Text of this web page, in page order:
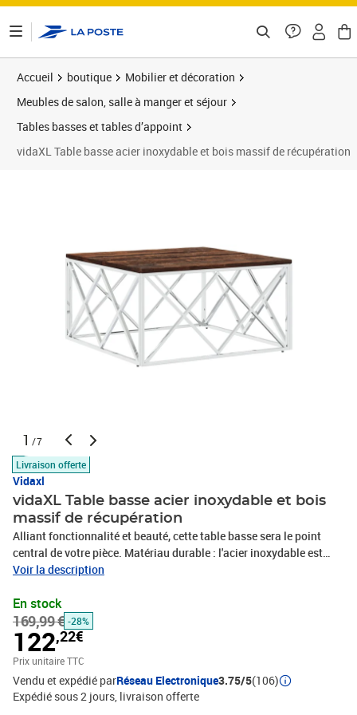
Accueil boutique
Mobilier et décoration
Meubles de salon, salle à manger et séjour
Tables basses et tables d’appoint
vidaXL Table basse acier inoxydable et bois massif de récupération
1 /7
Livraison offerte
Vidaxl
vidaXL Table basse acier inoxydable et bois
massif de récupération
Alliant fonctionnalité et beauté, cette table basse sera le point
central de votre pièce. Matériau durable : l'acier inoxydable est
robuste et durable pour une utilisation à long terme. Il présente
de récupération solide : le bois de récupération solide se compose
de bois réutilisés tels que du teck, du bois de manguier, du pin et
du hêtre. Ces matériaux sont recyclés à partir d'anciens bâtiments
tels que des usines, des hangars et des bateaux. Comme chaque
pièce est faite à la main, les couleurs varient pour chaque
produit.Dessus de table lisse : le dessus lisse est facile à nettoyer
à l'aide d'un chiffon humide et est parfait pour placer des aliments,
Voir la description
En stock
169,99 € -28%
122,22€
Prix unitaire TTC
Vendu et expédié parRéseau Electronique3.75/5(106)
Expédié sous 2 jours livraison offerte